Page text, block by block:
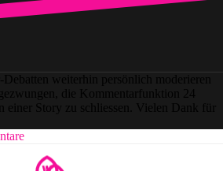
weiterhin persönlich moderieren
die Kommentarfunktion 24
einer Story zu schliessen. Vielen Dank für